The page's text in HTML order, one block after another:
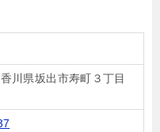
川県坂出市寿町３丁目